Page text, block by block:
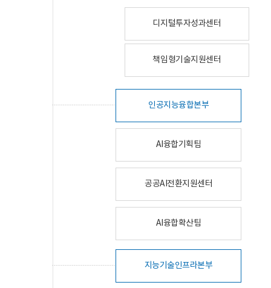
디지털투자성과센터
책임형기술지원센터
인공지능융합본부
AI융합기획팀
공공AI전환지원센터
AI융합확산팀
지능기술인프라본부